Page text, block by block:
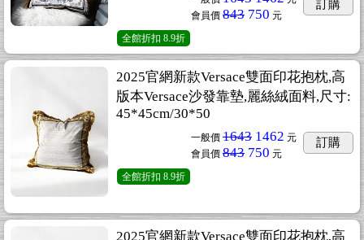
會員價 843 750 元
訂購
全館折扣 8.9折
2025官網新款Versace雙面印花抱枕,高
版本Versace沙發靠墊,麗絲絨面料,尺寸:
45*45cm/30*50
一般價 1643 1462 元
會員價 843 750 元
訂購
全館折扣 8.9折
2025官網新款Versace雙面印花抱枕,高